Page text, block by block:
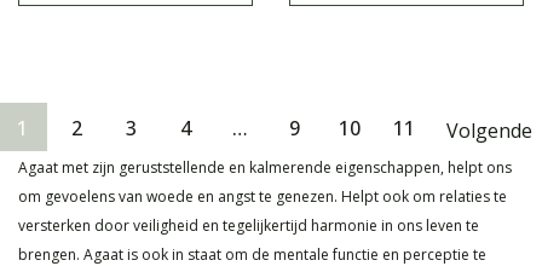
1 2 3 4 … 9 10 11 Volgende
Agaat met zijn geruststellende en kalmerende eigenschappen, helpt ons
om gevoelens van woede en angst te genezen. Helpt ook om relaties te
versterken door veiligheid en tegelijkertijd harmonie in ons leven te
brengen. Agaat is ook in staat om de mentale functie en perceptie te